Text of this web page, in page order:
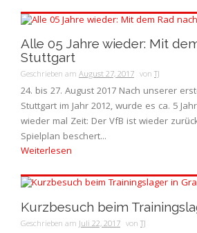
Alle 05 Jahre wieder: Mit
Stuttgart
Geschrieben am August 27, 2017 von TJ
24. bis 27. August 2017 Nach unserer
Stuttgart im Jahr 2012, wurde es ca. 5
wieder mal Zeit: Der VfB ist wieder
Spielplan beschert...
Weiterlesen
Kurzbesuch beim
Geschrieben amJuli 22, 2017 von TJ